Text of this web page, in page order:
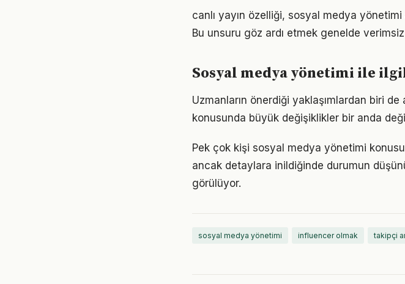
canlı yayın özelliği, sosyal medya
Bu unsuru göz ardı etmek genelde
Sosyal medya yönetimi ile
Uzmanların önerdiği yaklaşımlardan biri
konusunda büyük değişiklikler bir anda
Pek çok kişi sosyal medya yönetimi
ancak detaylara inildiğinde durumun
görülüyor.
sosyal medya yönetimi influencer olmak takipçi